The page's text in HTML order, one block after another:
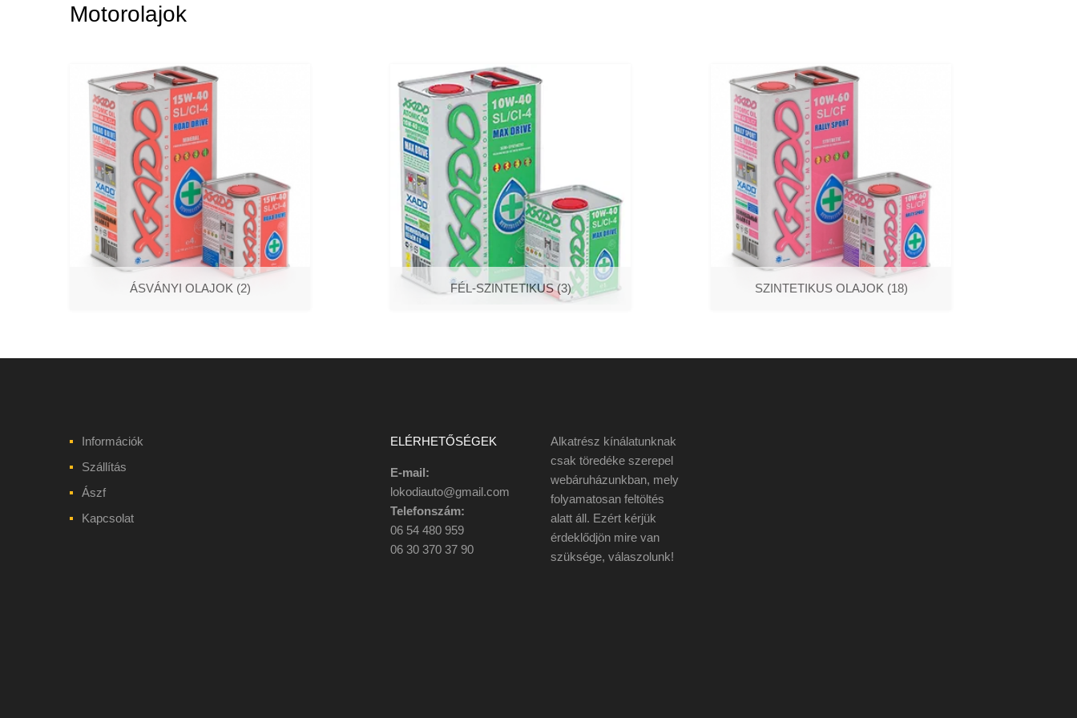
Motorolajok
ÁSVÁNYI OLAJOK (2) FÉL-SZINTETIKUS(3) SZINTETIKUS OLAJOK (18)
Információk
Szállítás
Ászf
Kapcsolat
ELÉRHETŐSÉGEK
E-mail:
lokodiauto@gmail.com
Telefonszám:
06 54 480 959
06 30 370 37 90
Alkatrész kínálatunknak
csak töredéke szerepel
webáruházunkban, mely
folyamatosan feltöltés
alatt áll. Ezért kérjük
érdeklődjön mire van
szüksége, válaszolunk!